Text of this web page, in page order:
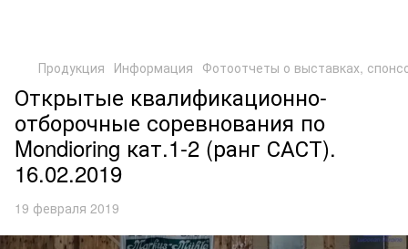
Продукция Информация Фотоотчеты о выставках,
Открытые квалификационно-
отборочные соревнования по
Mondioring кат.1-2 (ранг САСТ).
16.02.2019
19 февраля 2019